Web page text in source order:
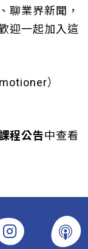
聊業界新聞，
迎一起加入這
）
程公告中查看